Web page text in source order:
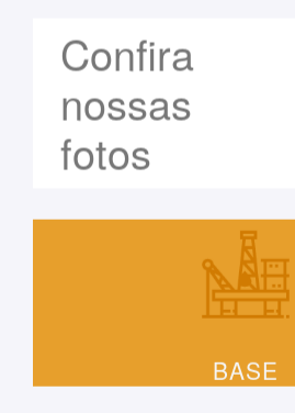
Confira
nossas
fotos
BASE